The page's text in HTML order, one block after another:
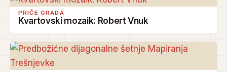
PRIČE GRADA
Kvartovski mozaik: Robert Vnuk